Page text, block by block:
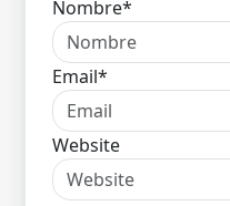
Nombre*
Email*
Website